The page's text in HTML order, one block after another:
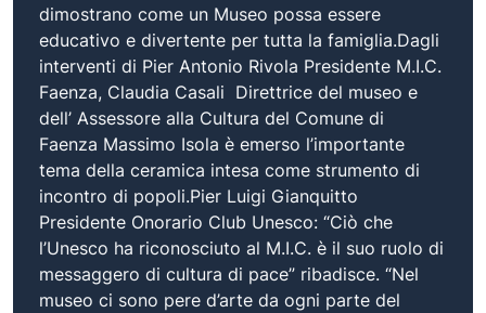
dimostrano come un Museo possa essere
educativo e divertente per tutta la famiglia.Dagli
interventi di Pier Antonio Rivola Presidente M.I.C.
Faenza, Claudia Casali Direttrice del museo e
dell’ Assessore alla Cultura del Comune di
Faenza Massimo Isola è emerso l’importante
tema della ceramica intesa come strumento di
incontro di popoli.Pier Luigi Gianquitto
Presidente Onorario Club Unesco: “Ciò che
l’Unesco ha riconosciuto al M.I.C. è il suo ruolo di
messaggero di cultura di pace” ribadisce. “Nel
museo ci sono pere d’arte da ogni parte del